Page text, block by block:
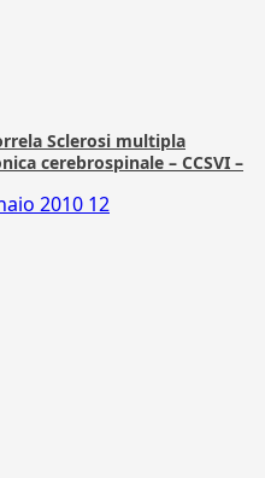
Sclerosi multipla
cerebrospinale – CCSVI –
2010 12